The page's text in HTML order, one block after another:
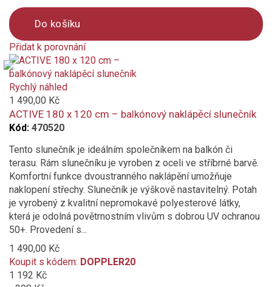
Do košíku
Přidat k porovnání
Product
is
added
to
compare
Rychlý náhled
1 490,00 Kč
ACTIVE 180 x 120 cm – balkónový naklápěcí slunečník
Kód: 470520
Tento slunečník je ideálním společníkem na balkón či
terasu. Rám slunečníku je vyroben z oceli ve stříbrné barvě.
Komfortní funkce dvoustranného naklápění umožňuje
naklopení střechy. Slunečník je výškově nastavitelný. Potah
je vyrobený z kvalitní nepromokavé polyesterové látky,
která je odolná povětrnostním vlivům s dobrou UV ochranou
50+. Provedení s...
1 490,00 Kč
Koupit s kódem: DOPPLER20
1 192 Kč